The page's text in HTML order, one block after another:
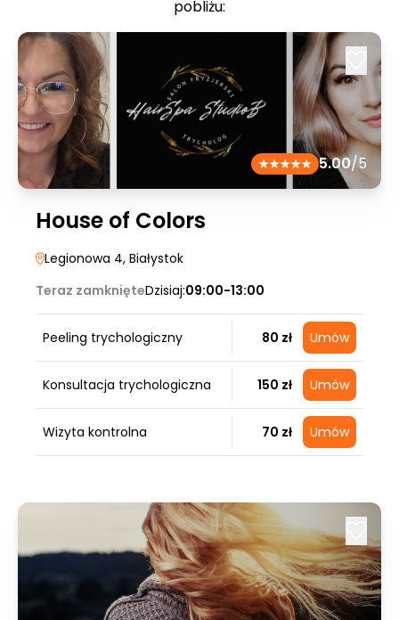
pobliżu:
5.00/5
House of Colors
Legionowa 4, Białystok
Teraz zamknięteDzisiaj:09:00-13:00
Peeling trychologiczny 80 zł Umów
Konsultacja trychologiczna 150 zł Umów
Wizyta kontrolna 70 zł Umów